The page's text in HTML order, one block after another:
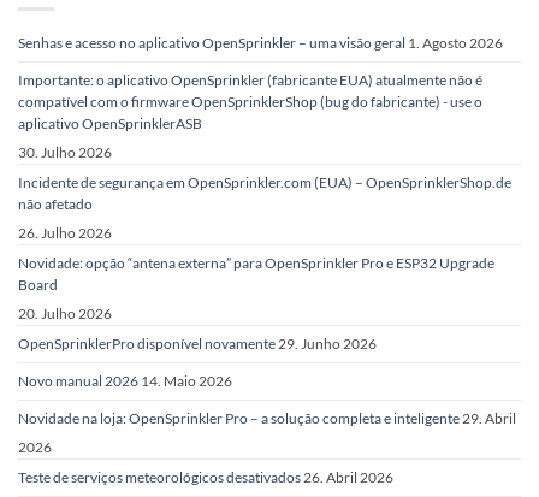
Senhas e acesso no aplicativo OpenSprinkler – uma visão geral 1. Agosto 2026
Importante: o aplicativo OpenSprinkler (fabricante EUA) atualmente não é
compatível com o firmware OpenSprinklerShop (bug do fabricante) - use o
aplicativo OpenSprinklerASB
30. Julho 2026
Incidente de segurança em OpenSprinkler.com (EUA) – OpenSprinklerShop.de
não afetado
26. Julho 2026
Novidade: opção “antena externa” para OpenSprinkler Pro e ESP32 Upgrade
Board
20. Julho 2026
OpenSprinklerPro disponível novamente 29. Junho 2026
Novo manual 2026 14. Maio 2026
Novidade na loja: OpenSprinkler Pro – a solução completa e inteligente 29. Abril
2026
Teste de serviços meteorológicos desativados 26. Abril 2026